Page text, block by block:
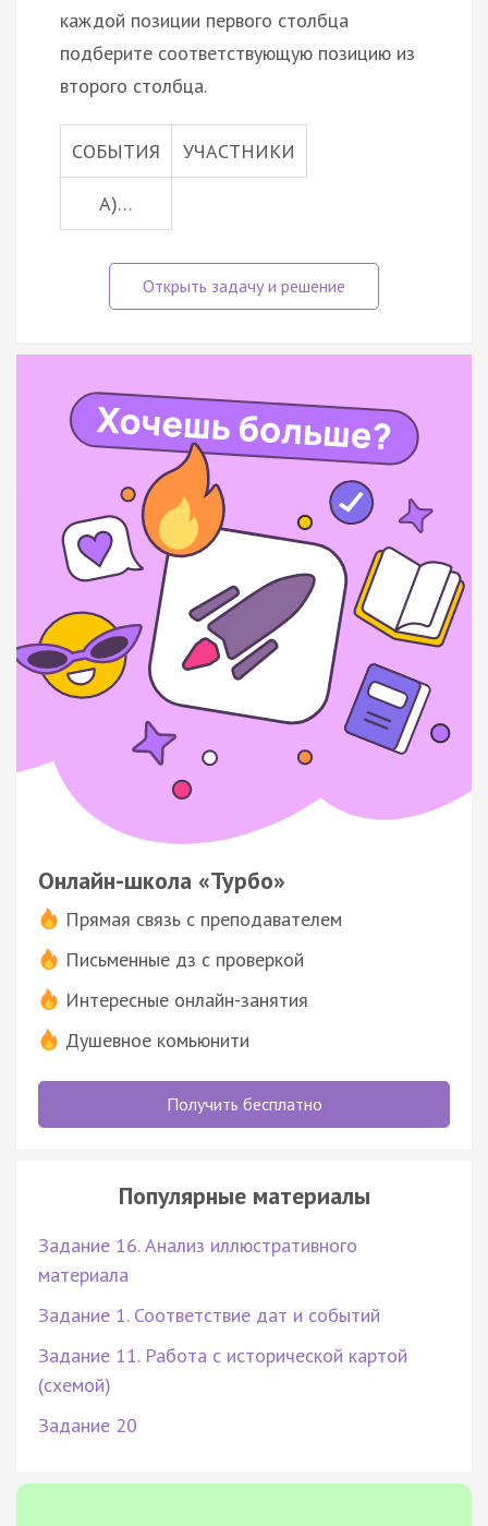
каждой позиции первого столбца
подберите соответствующую позицию из
второго столбца.
СОБЫТИЯ УЧАСТНИКИ
А)…
Онлайн-школа «Турбо»
Прямая связь с преподавателем
Письменные дз с проверкой
Интересные онлайн-занятия
Душевное комьюнити
Получить бесплатно
Популярные материалы
Задание 16. Анализ иллюстративного
материала
Задание 1. Соответствие дат и событий
Задание 11. Работа с исторической картой
(схемой)
Задание 20